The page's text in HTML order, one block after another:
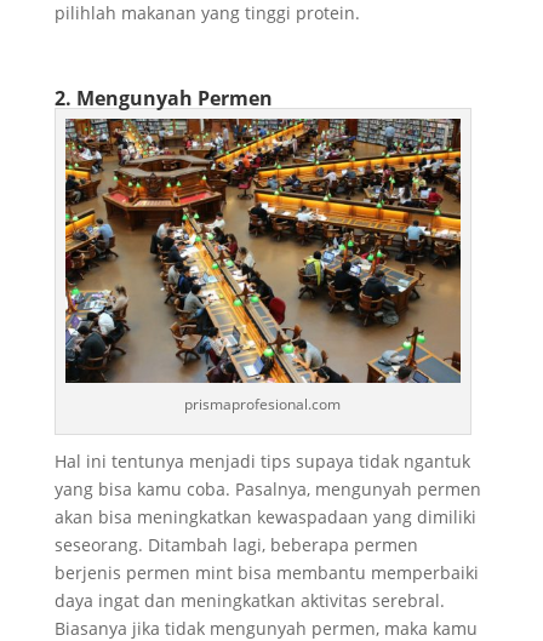
pilihlah makanan yang tinggi protein.
2. Mengunyah Permen
prismaprofesional.com
Hal ini tentunya menjadi tips supaya tidak ngantuk
yang bisa kamu coba. Pasalnya, mengunyah permen
akan bisa meningkatkan kewaspadaan yang dimiliki
seseorang. Ditambah lagi, beberapa permen
berjenis permen mint bisa membantu memperbaiki
daya ingat dan meningkatkan aktivitas serebral.
Biasanya jika tidak mengunyah permen, maka kamu